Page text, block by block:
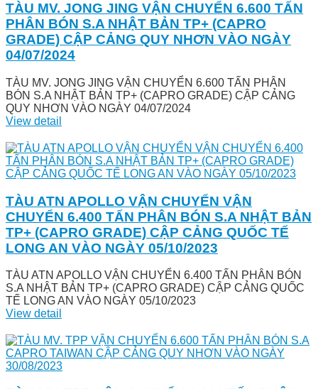
TÀU MV. JONG JING VẬN CHUYỂN 6.600 TẤN
PHÂN BÓN S.A NHẬT BẢN TP+ (CAPRO
GRADE) CẬP CẢNG QUY NHƠN VÀO NGÀY
04/07/2024
TÀU MV. JONG JING VẬN CHUYỂN 6.600 TẤN PHÂN
BÓN S.A NHẬT BẢN TP+ (CAPRO GRADE) CẬP CẢNG
QUY NHƠN VÀO NGÀY 04/07/2024
View detail
TÀU ATN APOLLO VẬN CHUYỂN VẬN
CHUYỂN 6.400 TẤN PHÂN BÓN S.A NHẬT BẢN
TP+ (CAPRO GRADE) CẬP CẢNG QUỐC TẾ
LONG AN VÀO NGÀY 05/10/2023
TÀU ATN APOLLO VẬN CHUYỂN 6.400 TẤN PHÂN BÓN
S.A NHẬT BẢN TP+ (CAPRO GRADE) CẬP CẢNG QUỐC
TẾ LONG AN VÀO NGÀY 05/10/2023
View detail